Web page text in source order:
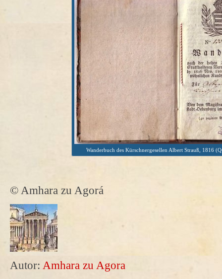
Wanderbuch des Kürschnergesellen Albert Strauß, 1816
© Amhara zu Agorá
Autor: Amhara zu Agora